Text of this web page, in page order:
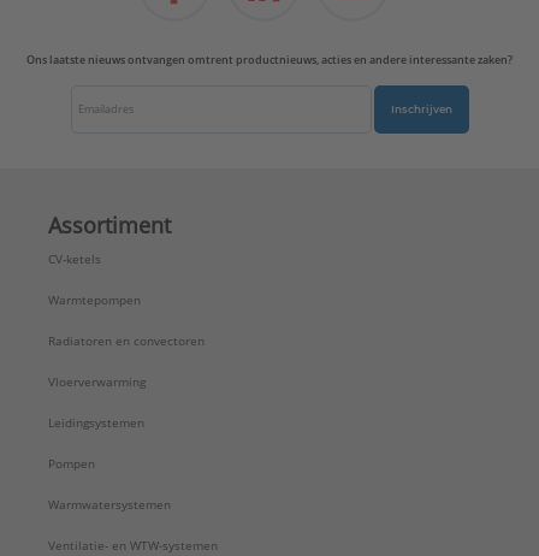
Ons laatste nieuws ontvangen omtrent productnieuws, acties en andere interessante zaken?
Inschrijven
Assortiment
CV-ketels
Warmtepompen
Radiatoren en convectoren
Vloerverwarming
Leidingsystemen
Pompen
Warmwatersystemen
Ventilatie- en WTW-systemen